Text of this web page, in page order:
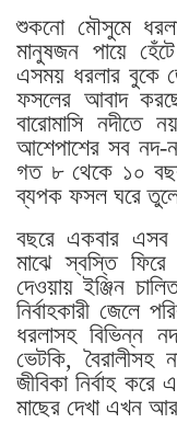
শুকনো মৌসুমে ধরলা
মানুষজন পায়ে
এসময় ধরলার বুকে
ফসলের আবাদ
বারোমাসি
আশেপাশের সব নদ-
গত ৮ থেকে ১০
ব্যপক ফসল ঘরে
বছরে একবার এসব
মাঝে স্বস্তি
দেওয়ায় ইঞ্জিন
নির্বাহকারী জেলে
ধরলাসহ বিভিন্ন
ভেটকি, বৈরালীসহ
জীবিকা নির্বাহ
মাছের দেখা এখন